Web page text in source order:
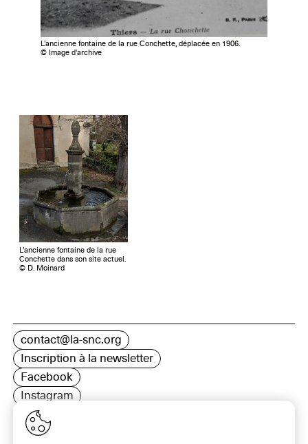
L’ancienne fontaine de la rue Conchette, déplacée en 1906.
© Image d'archive
L’ancienne fontaine de la rue
Conchette dans son site actuel.
© D. Moinard
contact@la-snc.org
Inscription à la newsletter
Facebook
Instagram
LinkedIn